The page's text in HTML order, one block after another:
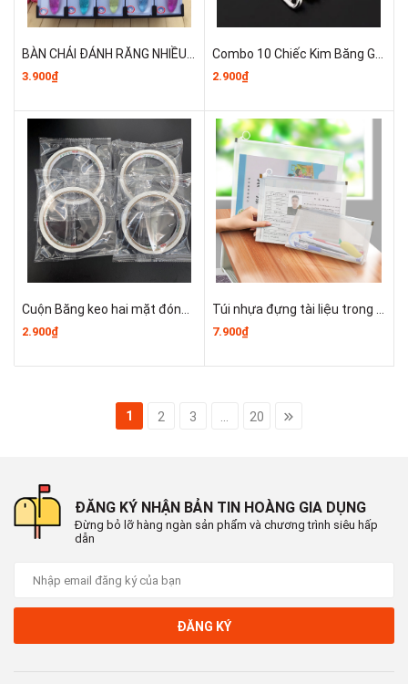
BÀN CHẢI ĐÁNH RĂNG NHIỀU MÀU BOMEI A1453
3.900₫
Combo 10 Chiếc Kim Băng Gài quần áo đa năng, Ghim Cố Định Vật Dụng Cài áo A1434
2.900₫
Cuộn Băng keo hai mặt đóng gói riêng lẻ, băng keo văn phòng phẩm học sinh T0351
2.900₫
Túi nhựa đựng tài liệu trong suốt có khóa kéo, túi đựng giấy thi/tài liệu, đựng bút chì A1421
7.900₫
1 2 3 ... 20
ĐĂNG KÝ NHẬN BẢN TIN HOÀNG GIA DỤNG
Đừng bỏ lỡ hàng ngàn sản phẩm và chương trình siêu hấp
dẫn
ĐĂNG KÝ